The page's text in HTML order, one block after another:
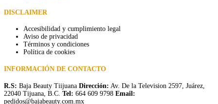
DISCLAIMER
Accesibilidad y cumplimiento legal
Aviso de privacidad
Términos y condiciones
Política de cookies
INFORMACIÓN DE CONTACTO
R.S: Baja Beauty Tiijuana Dirección: Av. De la Television 2597, Juárez,
22040 Tijuana, B.C. Tel: 664 609 9798 Email:
pedidos@bajabeauty.com.mx